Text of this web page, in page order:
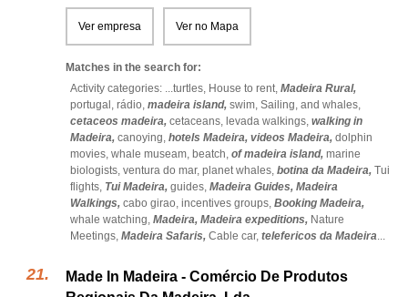
Ver empresa Ver no Mapa
Matches in the search for:
Activity categories: ...turtles, House to rent, Madeira Rural,
portugal, rádio, madeira island, swim, Sailing, and whales,
cetaceos madeira, cetaceans, levada walkings, walking in
Madeira, canoying, hotels Madeira, videos Madeira, dolphin
movies, whale museam, beatch, of madeira island, marine
biologists, ventura do mar, planet whales, botina da Madeira, Tui
flights, Tui Madeira, guides, Madeira Guides, Madeira
Walkings, cabo girao, incentives groups, Booking Madeira,
whale watching, Madeira, Madeira expeditions, Nature
Meetings, Madeira Safaris, Cable car, telefericos da Madeira...
Made In Madeira - Comércio De Produtos